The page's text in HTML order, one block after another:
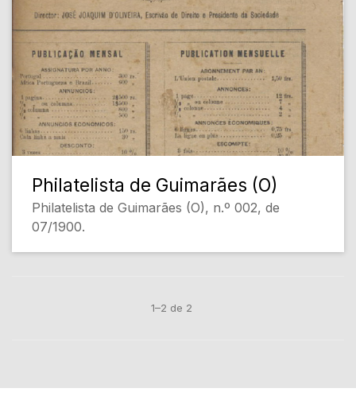
Philatelista de Guimarães (O)
Philatelista de Guimarães (O), n.º 002, de
07/1900.
1–2 de 2